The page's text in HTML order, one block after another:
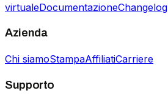
virtualeDocumentazioneChangelog
Azienda
Chi siamoStampaAffiliatiCarriere
Supporto